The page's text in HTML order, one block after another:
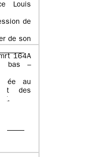
Louis
de
de son
164A
bas –
au
et des